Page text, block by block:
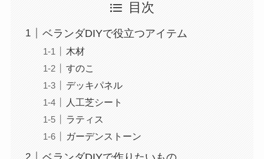
目次
ベランダDIYで役立つアイテム
木材
すのこ
デッキパネル
人工芝シート
ラティス
ガーデンストーン